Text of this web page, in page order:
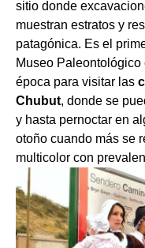
sitio donde
muestran estratos y
patagónica. Es el
Museo Paleontológico
época para visitar las
Chubut, donde se
y hasta pernoctar en
otoño cuando más se
multicolor con